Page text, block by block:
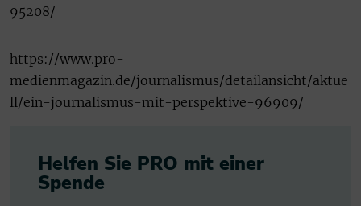
95208/
https://www.pro-
medienmagazin.de/journalismus/detailansicht/aktue
ll/ein-journalismus-mit-perspektive-96909/
Helfen Sie PRO mit einer
Spende